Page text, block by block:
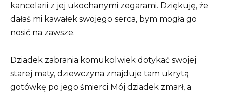
kancelarii z jej ukochanymi zegarami. Dziękuję, że
dałaś mi kawałek swojego serca, bym mogła go
nosić na zawsze.
Dziadek zabrania komukolwiek dotykać swojej
starej maty, dziewczyna znajduje tam ukrytą
gotówkę po jego śmierci Mój dziadek zmarł, a